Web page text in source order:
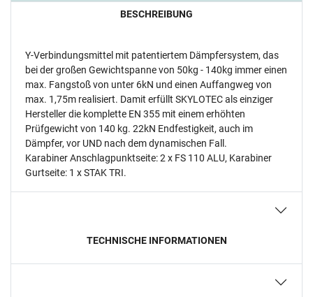
BESCHREIBUNG
Y-Verbindungsmittel mit patentiertem Dämpfersystem, das
bei der großen Gewichtspanne von 50kg - 140kg immer einen
max. Fangstoß von unter 6kN und einen Auffangweg von
max. 1,75m realisiert. Damit erfüllt SKYLOTEC als einziger
Hersteller die komplette EN 355 mit einem erhöhten
Prüfgewicht von 140 kg. 22kN Endfestigkeit, auch im
Dämpfer, vor UND nach dem dynamischen Fall.
Karabiner Anschlagpunktseite: 2 x FS 110 ALU, Karabiner
Gurtseite: 1 x STAK TRI.
TECHNISCHE INFORMATIONEN